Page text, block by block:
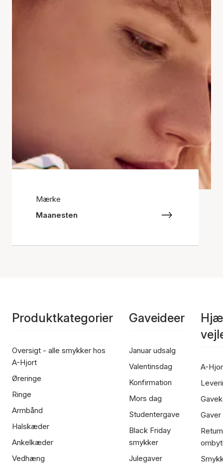
Mærke
Maanesten
Produktkategorier
Oversigt - alle smykker hos
A-Hjort
Øreringe
Ringe
Armbånd
Halskæder
Ankelkæder
Vedhæng
Gaveideer
Januar udsalg
Valentinsdag
Konfirmation
Mors dag
Studentergave
Black Friday
smykker
Julegaver
A-